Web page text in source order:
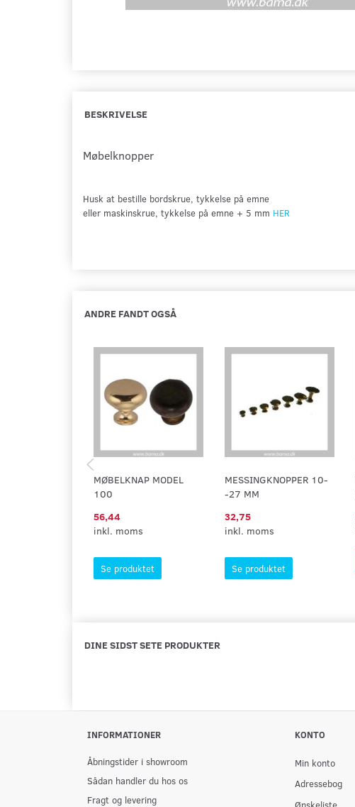
BESKRIVELSE
Møbelknopper
Husk at bestille bordskrue, tykkelse på emne
eller maskinskrue, tykkelse på emne + 5 mm HER
ANDRE FANDT OGSÅ
MØBELKNAP MODEL
100
56,44
inkl. moms
Se produktet
MESSINGKNOPPER 10-
-27 MM
32,75
inkl. moms
Se produktet
DINE SIDST SETE PRODUKTER
INFORMATIONER
Åbningstider i showroom
Sådan handler du hos os
Fragt og levering
KONTO
Min konto
Adressebog
Ønskeliste